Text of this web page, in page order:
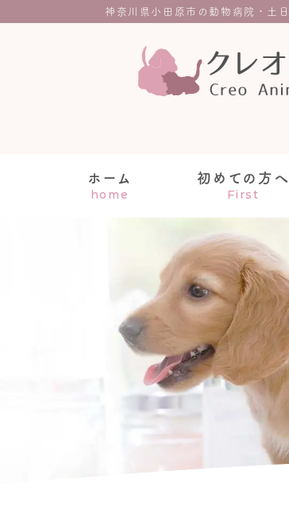
神奈川県小田原市の動物病院・土
ホーム
home
初めての方へ
First